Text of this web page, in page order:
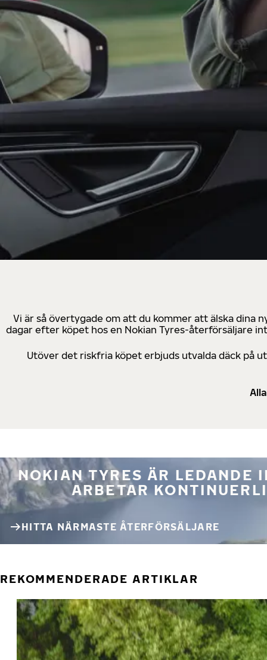
Vi är så övertygade om att du kommer att älska dina
dagar efter köpet hos en Nokian Tyres-återförsäljare
Utöver det riskfria köpet erbjuds utvalda däck på
NOKIAN TYRES ÄR LEDANDE
ARBETAR
HITTA NÄRMASTE ÅTERFÖRSÄLJARE
REKOMMENDERADE ARTIKLAR